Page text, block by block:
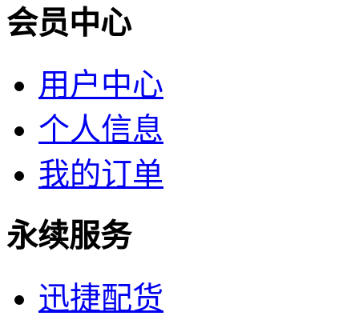
会员中心
用户中心
个人信息
我的订单
永续服务
迅捷配货